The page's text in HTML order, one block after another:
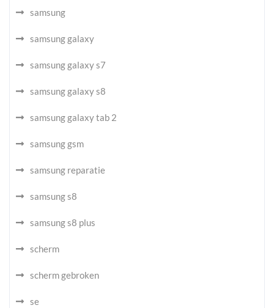
samsung
samsung galaxy
samsung galaxy s7
samsung galaxy s8
samsung galaxy tab 2
samsung gsm
samsung reparatie
samsung s8
samsung s8 plus
scherm
scherm gebroken
se